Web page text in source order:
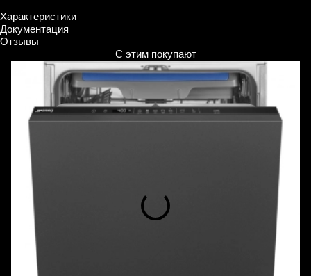
Характеристики
Документация
Отзывы
С этим покупают